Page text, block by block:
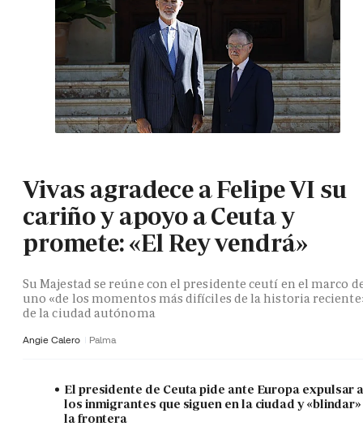
Vivas agradece a Felipe VI su
cariño y apoyo a Ceuta y
promete: «El Rey vendrá»
Su Majestad se reúne con el presidente ceutí en el marco
uno «de los momentos más difíciles de la historia
de la ciudad autónoma
Angie Calero Palma
El presidente de Ceuta pide ante Europa expulsar
los inmigrantes que siguen en la ciudad y «blindar»
la frontera